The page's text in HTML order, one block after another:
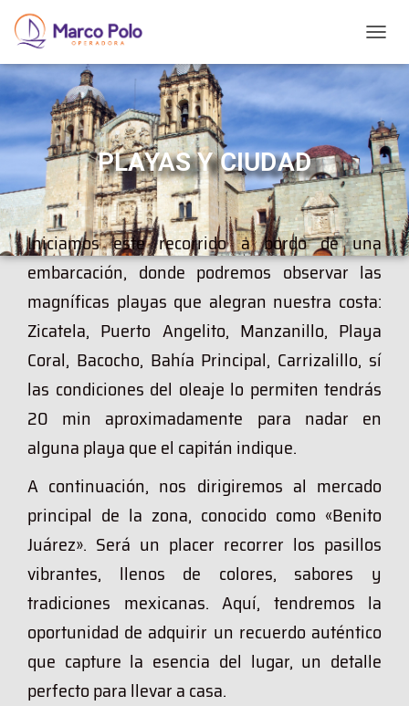
O
L
E
N
A
V
I
G
T
I
N
PLAYAS Y CIUDAD
Iniciamos este recorrido a bordo de una
embarcación, donde podremos observar las
magníficas playas que alegran nuestra costa:
Zicatela, Puerto Angelito, Manzanillo, Playa
Coral, Bacocho, Bahía Principal, Carrizalillo, sí
las condiciones del oleaje lo permiten tendrás
20 min aproximadamente para nadar en
alguna playa que el capitán indique.
A continuación, nos dirigiremos al mercado
principal de la zona, conocido como «Benito
Juárez». Será un placer recorrer los pasillos
vibrantes, llenos de colores, sabores y
tradiciones mexicanas. Aquí, tendremos la
oportunidad de adquirir un recuerdo auténtico
que capture la esencia del lugar, un detalle
perfecto para llevar a casa.